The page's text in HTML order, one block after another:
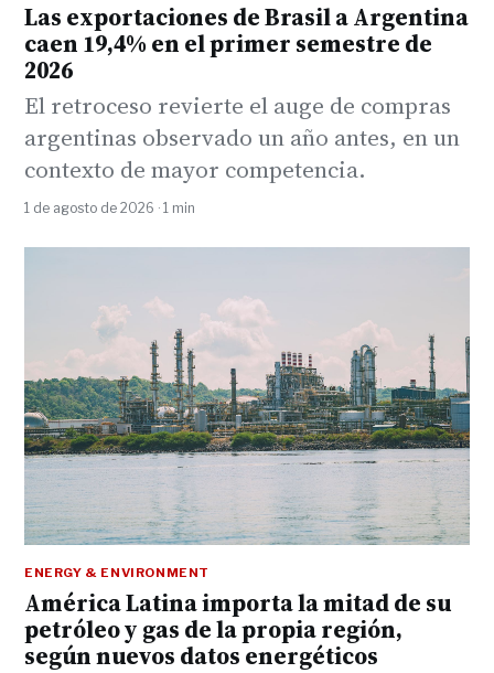
Las exportaciones de Brasil a Argentina
caen 19,4% en el primer semestre de
2026
El retroceso revierte el auge de compras
argentinas observado un año antes, en un
contexto de mayor competencia.
1 de agosto de 2026 · 1 min
ENERGY & ENVIRONMENT
América Latina importa la mitad de su
petróleo y gas de la propia región,
según nuevos datos energéticos